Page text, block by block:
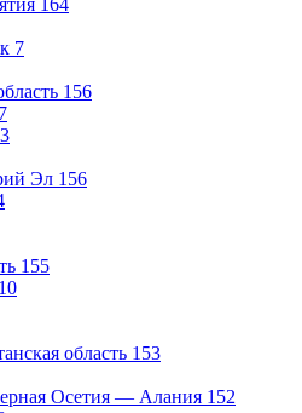
164
7
156
Эл 156
155
область 153
Осетия — Алания 152